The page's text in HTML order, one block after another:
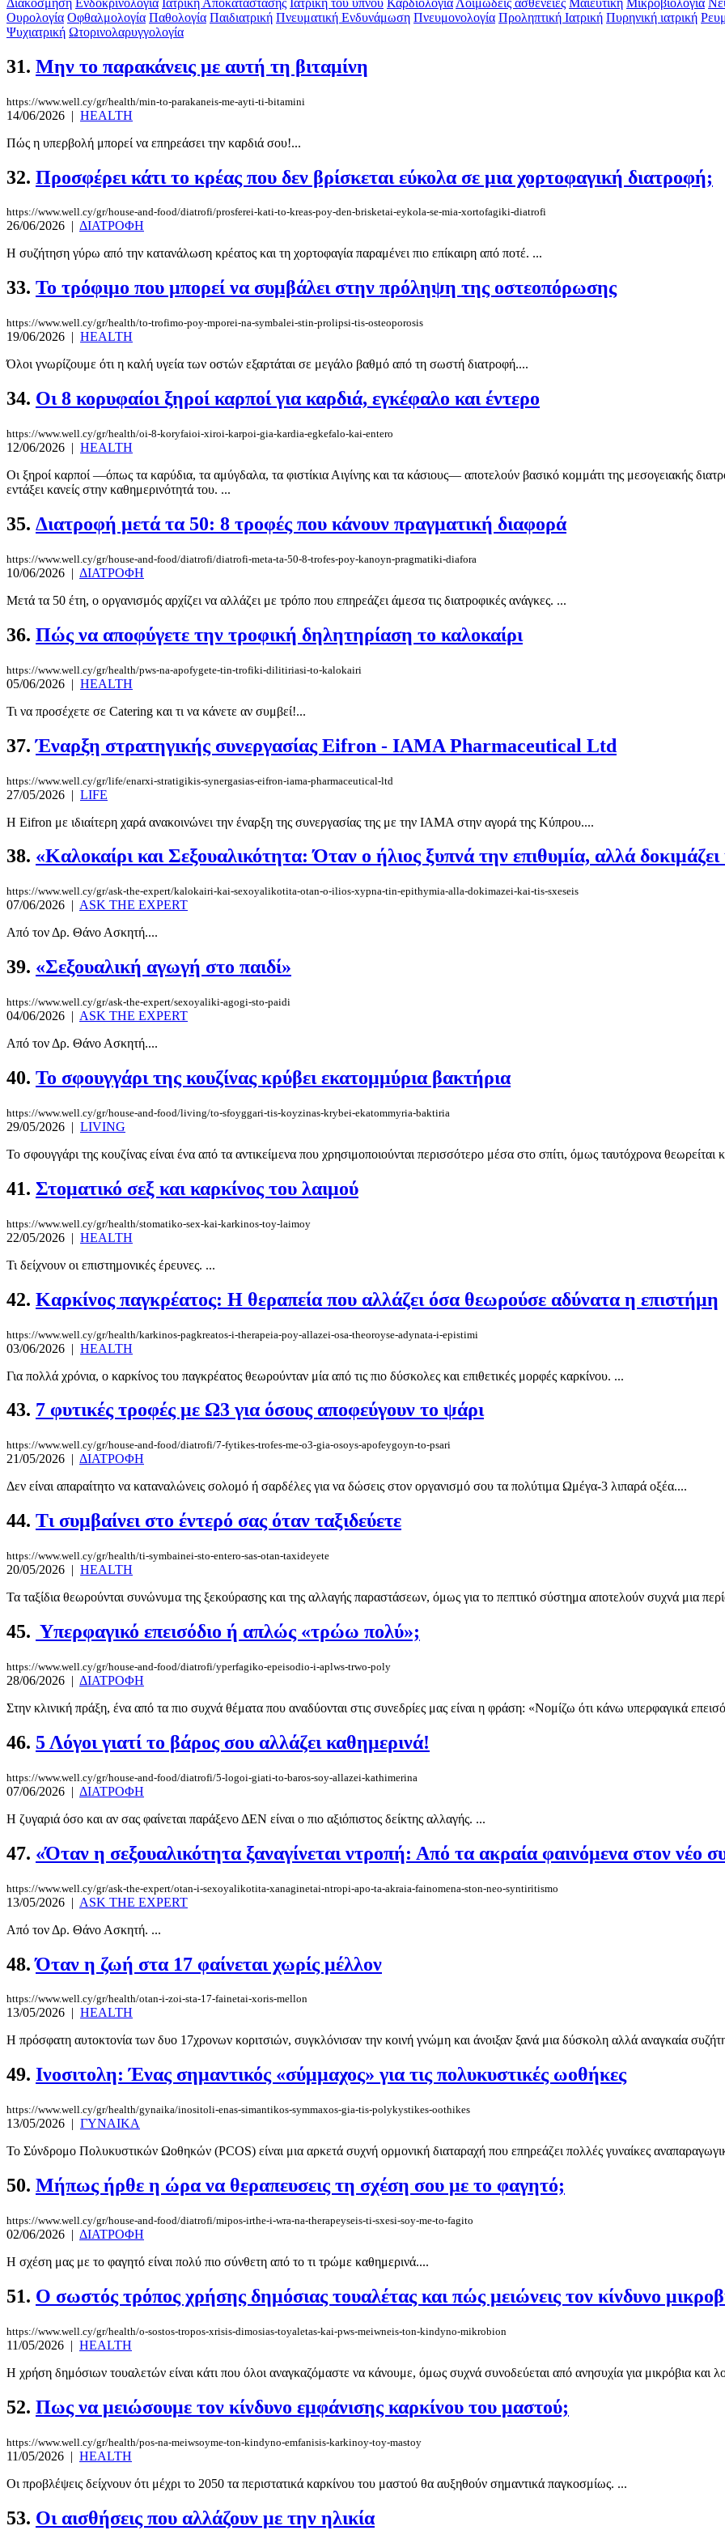
Ουρολογία‎ Οφθαλμολογία‎ Παθολογία‎ Παιδιατρική‎ Πνευματική Ενδυνάμωση Πνευμονολογία‎ Προληπτική Ιατρική‎ Πυρηνική ιατρική‎
Ψυχιατρική‎ Ωτορινολαρυγγολογία‎
31. Μην το παρακάνεις με αυτή τη βιταμίνη
https://www.well.cy/gr/health/min-to-parakaneis-me-ayti-ti-bitamini
14/06/2026 | HEALTH
Πώς η υπερβολή μπορεί να επηρεάσει την καρδιά σου!...
32. Προσφέρει κάτι το κρέας που δεν βρίσκεται εύκολα σε μια χορτοφαγική διατροφή;
https://www.well.cy/gr/house-and-food/diatrofi/prosferei-kati-to-kreas-poy-den-brisketai-eykola-se-mia-xortofagiki-diatrofi
26/06/2026 | ΔΙΑΤΡΟΦΗ
Η συζήτηση γύρω από την κατανάλωση κρέατος και τη χορτοφαγία παραμένει πιο επίκαιρη από ποτέ. ...
33. Το τρόφιμο που μπορεί να συμβάλει στην πρόληψη της οστεοπόρωσης
https://www.well.cy/gr/health/to-trofimo-poy-mporei-na-symbalei-stin-prolipsi-tis-osteoporosis
19/06/2026 | HEALTH
Όλοι γνωρίζουμε ότι η καλή υγεία των οστών εξαρτάται σε μεγάλο βαθμό από τη σωστή διατροφή....
34. Οι 8 κορυφαίοι ξηροί καρποί για καρδιά, εγκέφαλο και έντερο
https://www.well.cy/gr/health/oi-8-koryfaioi-xiroi-karpoi-gia-kardia-egkefalo-kai-entero
12/06/2026 | HEALTH
Οι ξηροί καρποί —όπως τα καρύδια, τα αμύγδαλα, τα φιστίκια Αιγίνης και τα κάσιους— αποτελούν βασικό κομμάτι της μεσογειακής
εντάξει κανείς στην καθημερινότητά του. ...
35. Διατροφή μετά τα 50: 8 τροφές που κάνουν πραγματική διαφορά
https://www.well.cy/gr/house-and-food/diatrofi/diatrofi-meta-ta-50-8-trofes-poy-kanoyn-pragmatiki-diafora
10/06/2026 | ΔΙΑΤΡΟΦΗ
Μετά τα 50 έτη, ο οργανισμός αρχίζει να αλλάζει με τρόπο που επηρεάζει άμεσα τις διατροφικές ανάγκες. ...
36. Πώς να αποφύγετε την τροφική δηλητηρίαση το καλοκαίρι
https://www.well.cy/gr/health/pws-na-apofygete-tin-trofiki-dilitiriasi-to-kalokairi
05/06/2026 | HEALTH
Τι να προσέχετε σε Catering και τι να κάνετε αν συμβεί!...
37.Έναρξη στρατηγικής συνεργασίας Eifron - IAMA Pharmaceutical Ltd
https://www.well.cy/gr/life/enarxi-stratigikis-synergasias-eifron-iama-pharmaceutical-ltd
27/05/2026 | LIFE
Η Eifron με ιδιαίτερη χαρά ανακοινώνει την έναρξη της συνεργασίας της με την IAMA στην αγορά της Κύπρου....
38. «Καλοκαίρι και Σεξουαλικότητα: Όταν ο ήλιος ξυπνά την επιθυμία, αλλά δοκιμάζει
https://www.well.cy/gr/ask-the-expert/kalokairi-kai-sexoyalikotita-otan-o-ilios-xypna-tin-epithymia-alla-dokimazei-kai-tis-sxeseis
07/06/2026 | ASK THE EXPERT
Από τον Δρ. Θάνο Ασκητή....
39. «Σεξουαλική αγωγή στο παιδί»
https://www.well.cy/gr/ask-the-expert/sexoyaliki-agogi-sto-paidi
04/06/2026 | ASK THE EXPERT
Από τον Δρ. Θάνο Ασκητή....
40. Το σφουγγάρι της κουζίνας κρύβει εκατομμύρια βακτήρια
https://www.well.cy/gr/house-and-food/living/to-sfoyggari-tis-koyzinas-krybei-ekatommyria-baktiria
29/05/2026 | LIVING
Το σφουγγάρι της κουζίνας είναι ένα από τα αντικείμενα που χρησιμοποιούνται περισσότερο μέσα στο σπίτι, όμως ταυτόχρονα
41. Στοματικό σεξ και καρκίνος του λαιμού
https://www.well.cy/gr/health/stomatiko-sex-kai-karkinos-toy-laimoy
22/05/2026 | HEALTH
Τι δείχνουν οι επιστημονικές έρευνες. ...
42. Καρκίνος παγκρέατος: Η θεραπεία που αλλάζει όσα θεωρούσε αδύνατα η επιστήμη
https://www.well.cy/gr/health/karkinos-pagkreatos-i-therapeia-poy-allazei-osa-theoroyse-adynata-i-epistimi
03/06/2026 | HEALTH
Για πολλά χρόνια, ο καρκίνος του παγκρέατος θεωρούνταν μία από τις πιο δύσκολες και επιθετικές μορφές καρκίνου. ...
43. 7 φυτικές τροφές με Ω3 για όσους αποφεύγουν το ψάρι
https://www.well.cy/gr/house-and-food/diatrofi/7-fytikes-trofes-me-o3-gia-osoys-apofeygoyn-to-psari
21/05/2026 | ΔΙΑΤΡΟΦΗ
Δεν είναι απαραίτητο να καταναλώνεις σολομό ή σαρδέλες για να δώσεις στον οργανισμό σου τα πολύτιμα Ωμέγα-3 λιπαρά οξέα....
44. Τι συμβαίνει στο έντερό σας όταν ταξιδεύετε
https://www.well.cy/gr/health/ti-symbainei-sto-entero-sas-otan-taxideyete
20/05/2026 | HEALTH
Τα ταξίδια θεωρούνται συνώνυμα της ξεκούρασης και της αλλαγής παραστάσεων, όμως για το πεπτικό σύστημα αποτελούν συχνά μια
45. Υπερφαγικό επεισόδιο ή απλώς «τρώω πολύ»;
https://www.well.cy/gr/house-and-food/diatrofi/yperfagiko-epeisodio-i-aplws-trwo-poly
28/06/2026 | ΔΙΑΤΡΟΦΗ
Στην κλινική πράξη, ένα από τα πιο συχνά θέματα που αναδύονται στις συνεδρίες μας είναι η φράση: «Νομίζω ότι κάνω υπερφαγικά
46. 5 Λόγοι γιατί το βάρος σου αλλάζει καθημερινά!
https://www.well.cy/gr/house-and-food/diatrofi/5-logoi-giati-to-baros-soy-allazei-kathimerina
07/06/2026 | ΔΙΑΤΡΟΦΗ
Η ζυγαριά όσο και αν σας φαίνεται παράξενο ΔΕΝ είναι ο πιο αξιόπιστος δείκτης αλλαγής. ...
47. «Όταν η σεξουαλικότητα ξαναγίνεται ντροπή: Από τα ακραία φαινόμενα στον νέο
https://www.well.cy/gr/ask-the-expert/otan-i-sexoyalikotita-xanaginetai-ntropi-apo-ta-akraia-fainomena-ston-neo-syntiritismo
13/05/2026 | ASK THE EXPERT
Από τον Δρ. Θάνο Ασκητή. ...
48.Όταν η ζωή στα 17 φαίνεται χωρίς μέλλον
https://www.well.cy/gr/health/otan-i-zoi-sta-17-fainetai-xoris-mellon
13/05/2026 | HEALTH
Η πρόσφατη αυτοκτονία των δυο 17χρονων κοριτσιών, συγκλόνισαν την κοινή γνώμη και άνοιξαν ξανά μια δύσκολη αλλά αναγκαία
49. Ινοσιτολη: Ένας σημαντικός «σύμμαχος» για τις πολυκυστικές ωοθήκες
https://www.well.cy/gr/health/gynaika/inositoli-enas-simantikos-symmaxos-gia-tis-polykystikes-oothikes
13/05/2026 | ΓΥΝΑΙΚΑ
Το Σύνδρομο Πολυκυστικών Ωοθηκών (PCOS) είναι μια αρκετά συχνή ορμονική διαταραχή που επηρεάζει πολλές γυναίκες
50. Μήπως ήρθε η ώρα να θεραπευσεις τη σχέση σου με το φαγητό;
https://www.well.cy/gr/house-and-food/diatrofi/mipos-irthe-i-wra-na-therapeyseis-ti-sxesi-soy-me-to-fagito
02/06/2026 | ΔΙΑΤΡΟΦΗ
Η σχέση μας με το φαγητό είναι πολύ πιο σύνθετη από το τι τρώμε καθημερινά....
51. Ο σωστός τρόπος χρήσης δημόσιας τουαλέτας και πώς μειώνεις τον κίνδυνο
https://www.well.cy/gr/health/o-sostos-tropos-xrisis-dimosias-toyaletas-kai-pws-meiwneis-ton-kindyno-mikrobion
11/05/2026 | HEALTH
Η χρήση δημόσιων τουαλετών είναι κάτι που όλοι αναγκαζόμαστε να κάνουμε, όμως συχνά συνοδεύεται από ανησυχία για μικρόβια και
52. Πως να μειώσουμε τον κίνδυνο εμφάνισης καρκίνου του μαστού;
https://www.well.cy/gr/health/pos-na-meiwsoyme-ton-kindyno-emfanisis-karkinoy-toy-mastoy
11/05/2026 | HEALTH
Οι προβλέψεις δείχνουν ότι μέχρι το 2050 τα περιστατικά καρκίνου του μαστού θα αυξηθούν σημαντικά παγκοσμίως. ...
53. Οι αισθήσεις που αλλάζουν με την ηλικία